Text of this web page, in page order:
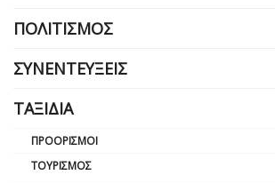
ΠΟΛΙΤΙΣΜΌΣ
ΣΥΝΕΝΤΕΎΞΕΙΣ
ΤΑΞΊΔΙΑ
ΠΡΟΟΡΙΣΜΟΊ
ΤΟΥΡΙΣΜΌΣ